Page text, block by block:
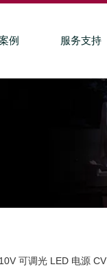
例 服务支持
可调光 LED 电源